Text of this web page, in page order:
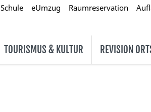
Schule eUmzug Raumreservation
TOURISMUS & KULTUR REVISION